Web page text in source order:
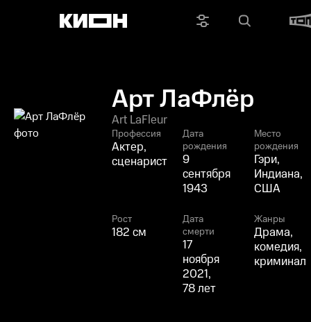
Арт ЛаФлёр
Art LaFleur
Профессия
Актер,
сценарист
Дата
рождения
9
сентября
1943
Место
рождения
Гэри,
Индиана,
США
Рост
182 см
Дата
смерти
17
ноября
2021,
78 лет
Жанры
Драма,
комедия,
криминал